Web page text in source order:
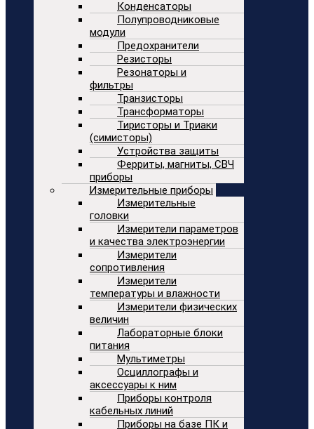
Конденсаторы
Полупроводниковые
модули
Предохранители
Резисторы
Резонаторы и
фильтры
Транзисторы
Трансформаторы
Тиристоры и Триаки
(симисторы)
Устройства защиты
Ферриты, магниты, СВЧ
приборы
Измерительные приборы
Измерительные
головки
Измерители параметров
и качества электроэнергии
Измерители
сопротивления
Измерители
температуры и влажности
Измерители физических
величин
Лабораторные блоки
питания
Мультиметры
Осциллографы и
аксессуары к ним
Приборы контроля
кабельных линий
Приборы на базе ПК и